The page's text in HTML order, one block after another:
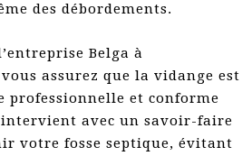
des débordements.
Belga à
assurez que la vidange est
professionnelle et conforme
intervient avec un savoir-faire
votre fosse septique, évitant